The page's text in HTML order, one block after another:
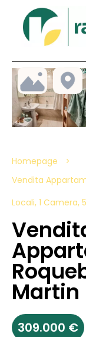
Homepage
Vendita
Locali, 1 Camera,
Martin
309.000 €